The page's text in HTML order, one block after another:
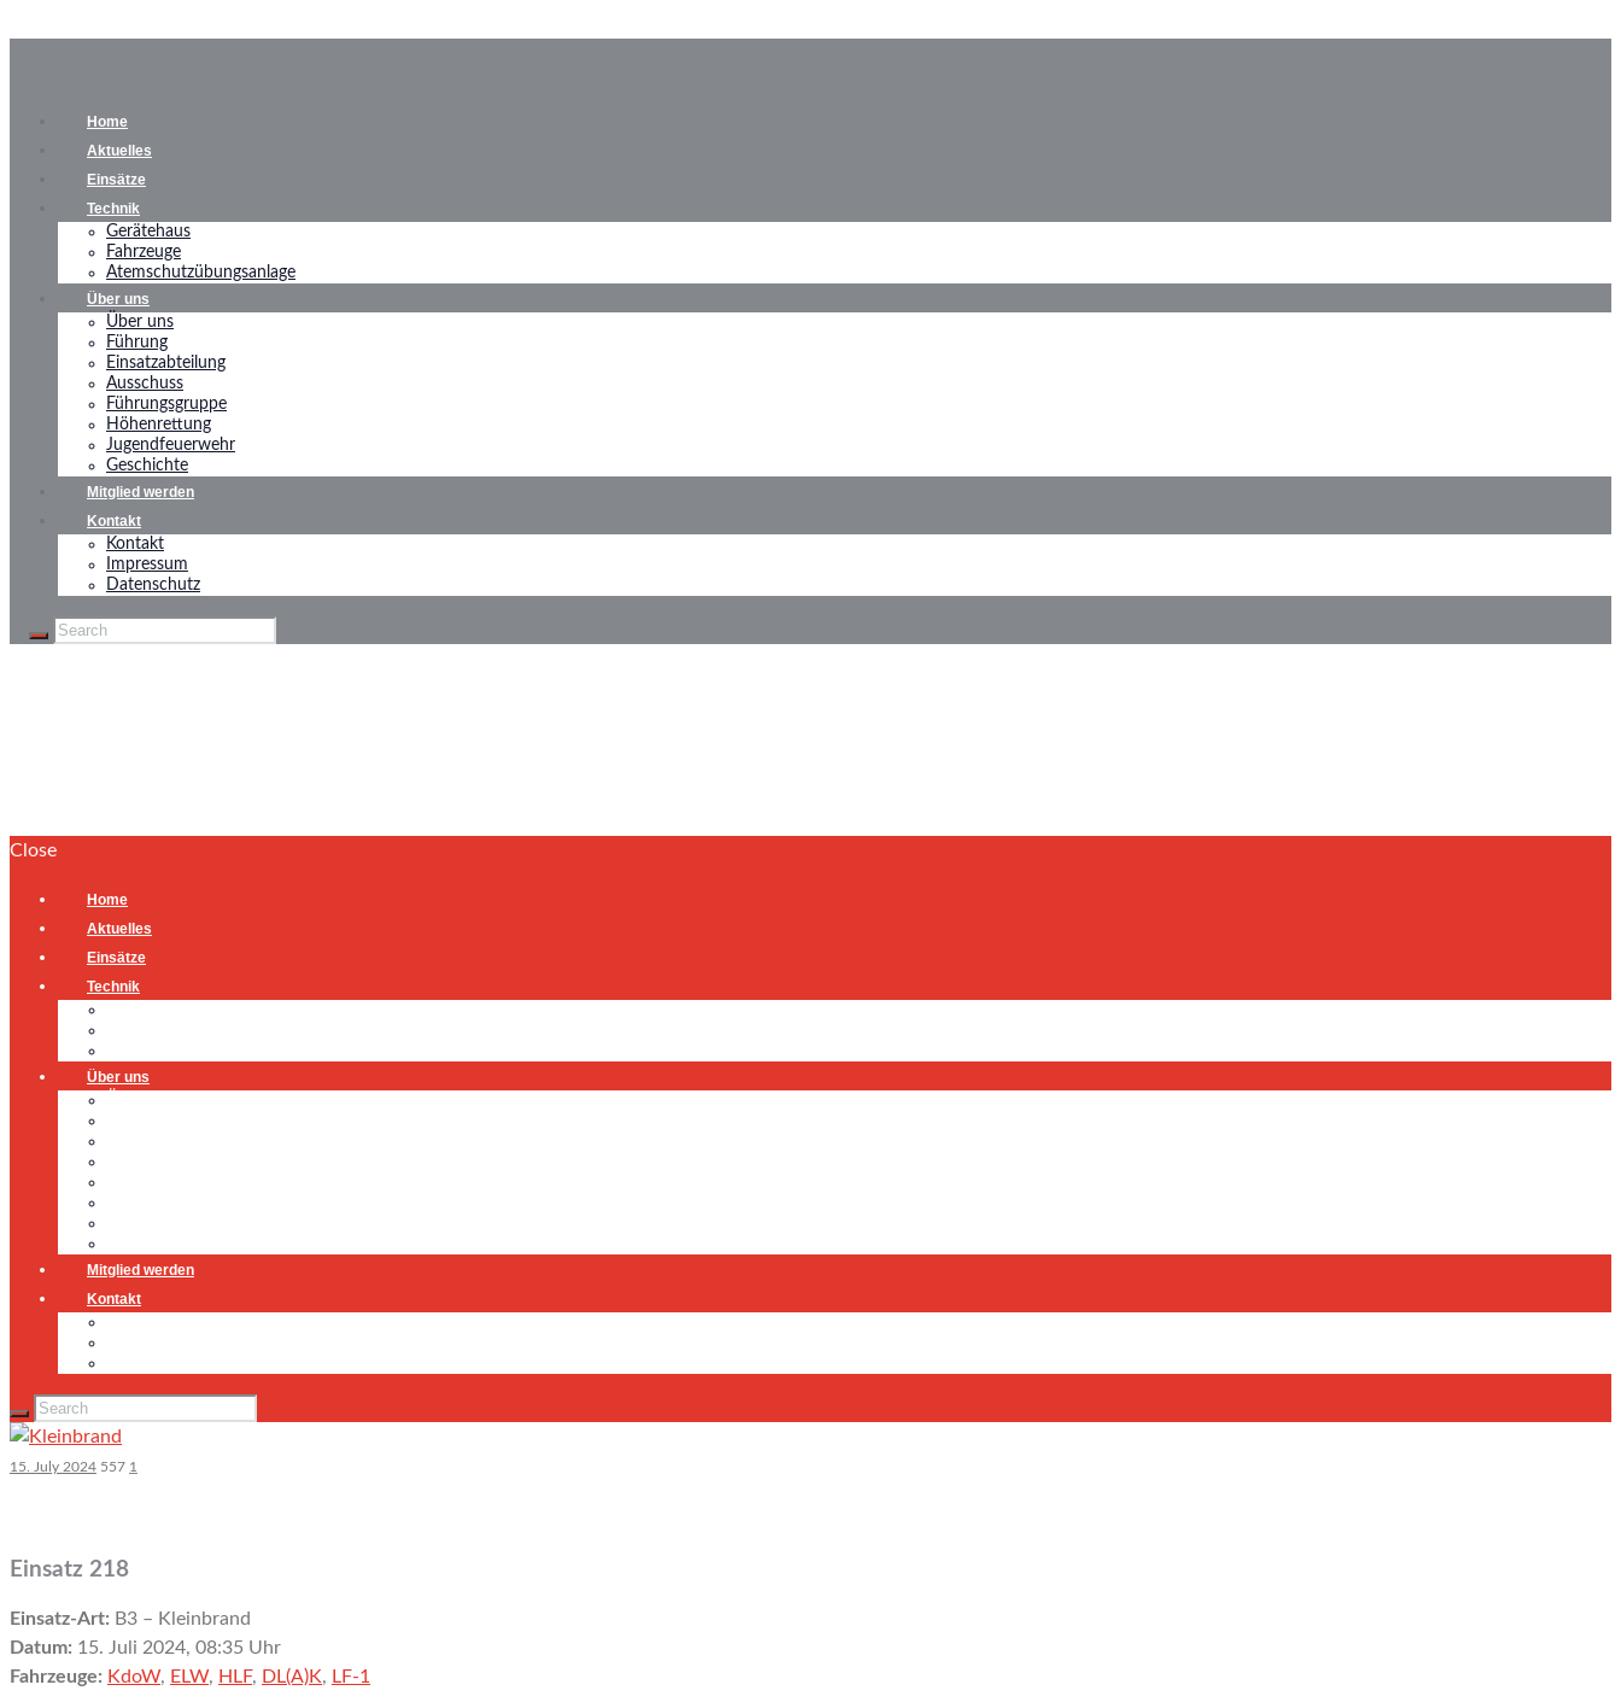
Home
Aktuelles
Einsätze
Technik
Gerätehaus
Fahrzeuge
Atemschutzübungsanlage
Über uns
Über uns
Führung
Einsatzabteilung
Ausschuss
Führungsgruppe
Höhenrettung
Jugendfeuerwehr
Geschichte
Mitglied werden
Kontakt
Kontakt
Impressum
Datenschutz
Close
Home
Aktuelles
Einsätze
Technik
Über uns
Mitglied werden
Kontakt
15. July 2024 557 1
Einsatz 218
Einsatz-Art: B3 – Kleinbrand
Datum: 15. Juli 2024, 08:35 Uhr
Fahrzeuge: KdoW, ELW, HLF, DL(A)K, LF-1